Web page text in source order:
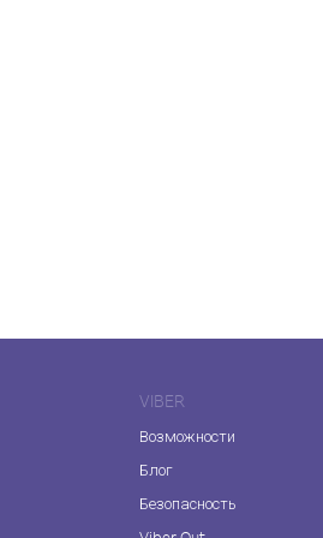
VIBER
Возможности
Блог
Безопасность